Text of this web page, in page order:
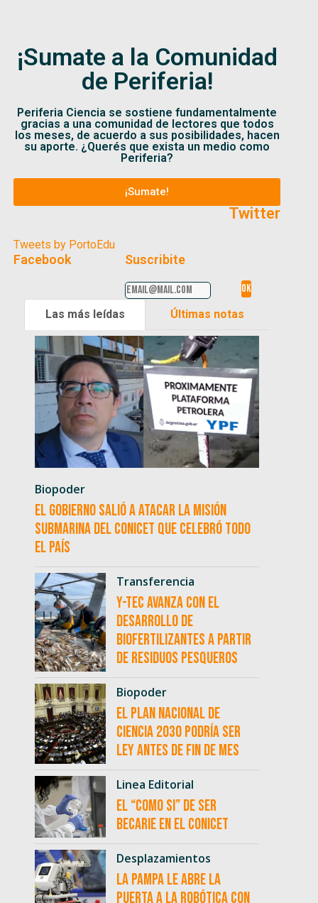
¡Sumate a la Comunidad
de Periferia!
Periferia Ciencia se sostiene fundamentalmente
gracias a una comunidad de lectores que todos
los meses, de acuerdo a sus posibilidades, hacen
su aporte. ¿Querés que exista un medio como
Periferia?
¡Sumate!
Twitter
Tweets by PortoEdu
Facebook Suscribite
Las más leídas Últimas notas
Biopoder
El Gobierno salió a atacar la misión
submarina del CONICET que celebró todo
el país
Transferencia
Y-TEC avanza con el
desarrollo de
biofertilizantes a partir
de residuos pesqueros
Biopoder
El Plan Nacional de
Ciencia 2030 podría ser
ley antes de fin de mes
Linea Editorial
El “como si” de ser
becarie en el CONICET
Desplazamientos
La Pampa le abre la
puerta a la robótica con